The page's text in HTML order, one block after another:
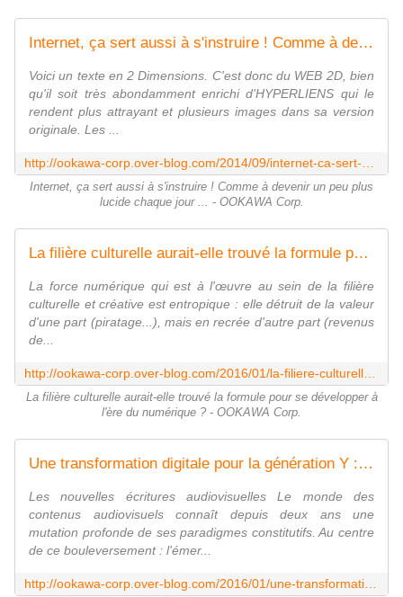
Internet, ça sert aussi à s'instruire ! Comme à devenir un peu plus lucide chaque jour ... - OOKAWA Corp.
Voici un texte en 2 Dimensions. C'est donc du WEB 2D, bien
qu'il soit très abondamment enrichi d'HYPERLIENS qui le
rendent plus attrayant et plusieurs images dans sa version
originale. Les ...
Internet, ça sert aussi à s'instruire ! Comme à devenir un peu plus
lucide chaque jour ... - OOKAWA Corp.
La filière culturelle aurait-elle trouvé la formule pour se développer à l'ère du numérique ? - OOKAWA Corp.
La force numérique qui est à l'œuvre au sein de la filière
culturelle et créative est entropique : elle détruit de la valeur
d'une part (piratage...), mais en recrée d'autre part (revenus
de...
La filière culturelle aurait-elle trouvé la formule pour se développer à
l'ère du numérique ? - OOKAWA Corp.
Une transformation digitale pour la génération Y : Voici l'HOLLYWOODISATION de l'entertainment digital ou les NOUVELLES ECRITURES DIGITALES - OOKAWA Corp.
Les nouvelles écritures audiovisuelles Le monde des
contenus audiovisuels connaît depuis deux ans une
mutation ​profonde de ses paradigmes constitutifs. Au centre
de ce bouleversement : l'émer...